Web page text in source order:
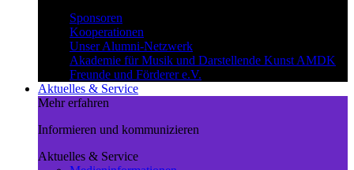
Sponsoren
Kooperationen
Unser Alumni-Netzwerk
Akademie für Musik und Darstellende Kunst AMDK
Freunde und Förderer e.V.
Aktuelles & Service
Mehr erfahren
Informieren und kommunizieren
Aktuelles & Service